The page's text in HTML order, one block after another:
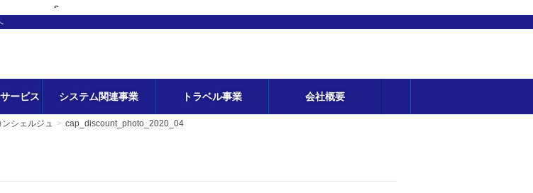
s
ービス システム関連事業 トラベル事業 会社概要
シェルジュ cap_discount_photo_2020_04